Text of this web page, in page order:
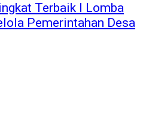
Terbaik I Lomba
Pemerintahan Desa